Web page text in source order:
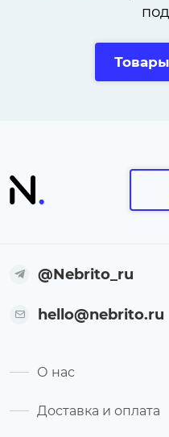
@Nebrito_ru
hello@nebrito.ru
О нас
Доставка и оплата